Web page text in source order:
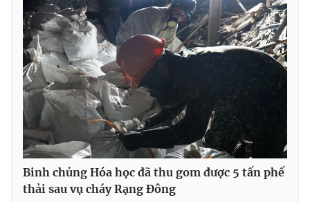
Binh chủng Hóa học đã thu gom được 5 tấn phế
thải sau vụ cháy Rạng Đông